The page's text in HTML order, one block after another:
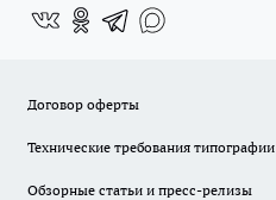
Договор оферты
Технические требования типографии
Обзорные статьи и пресс-релизы